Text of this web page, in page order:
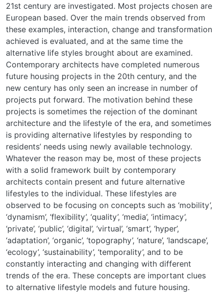
21st century are investigated. Most projects chosen are
European based. Over the main trends observed from
these examples, interaction, change and transformation
achieved is evaluated, and at the same time the
alternative life styles brought about are examined.
Contemporary architects have completed numerous
future housing projects in the 20th century, and the
new century has only seen an increase in number of
projects put forward. The motivation behind these
projects is sometimes the rejection of the dominant
architecture and the lifestyle of the era, and sometimes
is providing alternative lifestyles by responding to
residents’ needs using newly available technology.
Whatever the reason may be, most of these projects
with a solid framework built by contemporary
architects contain present and future alternative
lifestyles to the individual. These lifestyles are
observed to be focusing on concepts such as ‘mobility’,
‘dynamism’, ‘flexibility’, ‘quality’, ‘media’, ‘intimacy’,
‘private’, ‘public’, ‘digital’, ‘virtual’, ‘smart’, ‘hyper’,
‘adaptation’, ‘organic’, ‘topography’, ‘nature’, ‘landscape’,
‘ecology’, ‘sustainability’, ‘temporality’, and to be
constantly interacting and changing with different
trends of the era. These concepts are important clues
to alternative lifestyle models and future housing.